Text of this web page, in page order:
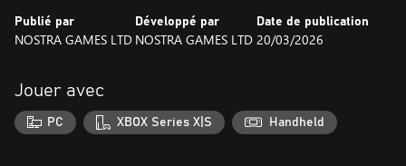
Publié par
NOSTRA GAMES LTD
Développé par
NOSTRA GAMES LTD
Date de publication
20/03/2026
Jouer avec
PC XBOX Series X|S Handheld